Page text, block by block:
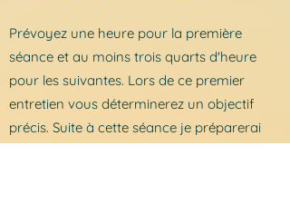
Prévoyez une heure pour la première
séance et au moins trois quarts d'heure
pour les suivantes. Lors de ce premier
entretien vous déterminerez un objectif
précis. Suite à cette séance je préparerai